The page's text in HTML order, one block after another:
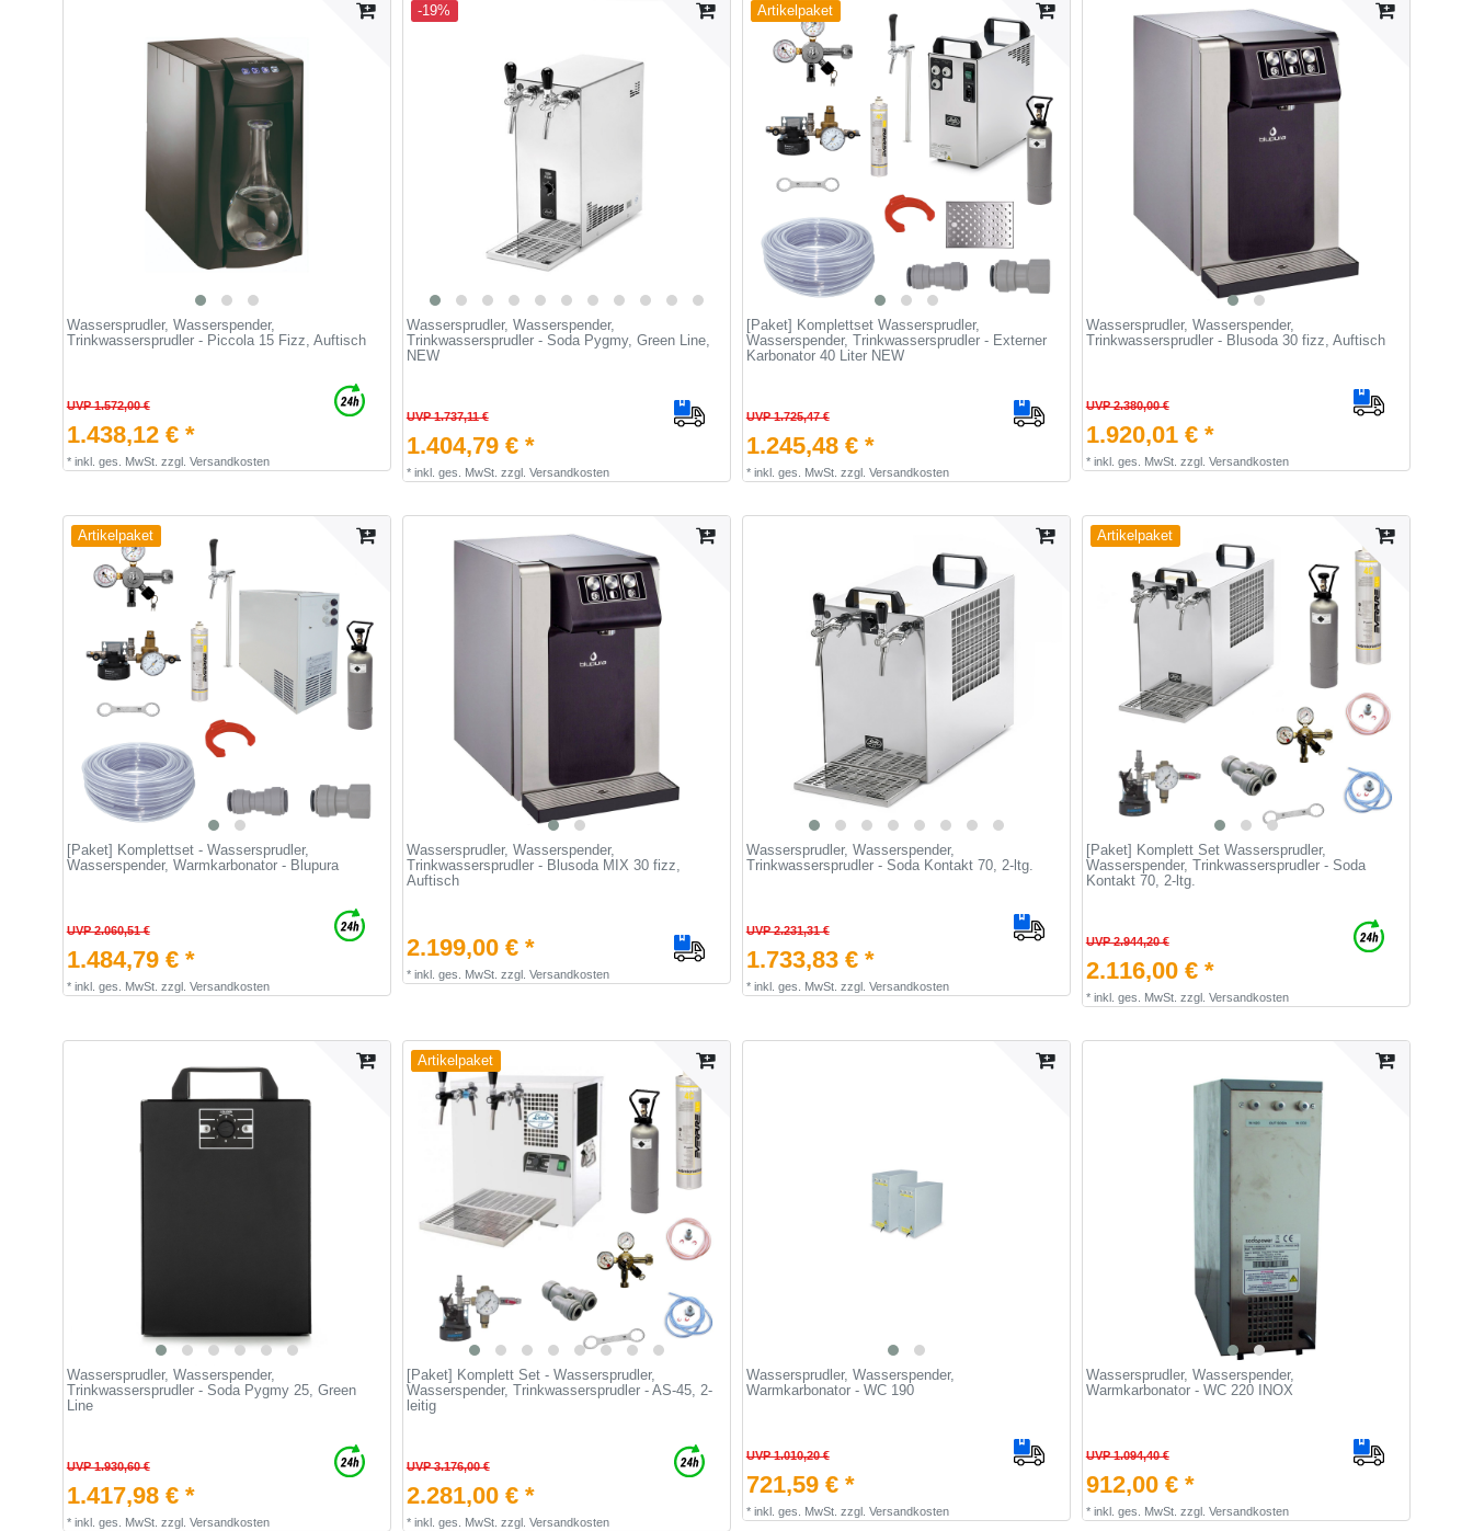
Wassersprudler, Wasserspender,
Trinkwassersprudler - Piccola 15 Fizz, Auftisch
UVP 1.572,00 €
1.438,12 € *
* inkl. ges. MwSt. zzgl. Versandkosten
-19%
Wassersprudler, Wasserspender,
Trinkwassersprudler - Soda Pygmy, Green Line,
NEW
UVP 1.737,11 €
1.404,79 € *
* inkl. ges. MwSt. zzgl. Versandkosten
Artikelpaket
[Paket] Komplettset Wassersprudler,
Wasserspender, Trinkwassersprudler - Externer
Karbonator 40 Liter NEW
UVP 1.725,47 €
1.245,48 € *
* inkl. ges. MwSt. zzgl. Versandkosten
Wassersprudler, Wasserspender,
Trinkwassersprudler - Blusoda 30 fizz, Auftisch
UVP 2.380,00 €
1.920,01 € *
* inkl. ges. MwSt. zzgl. Versandkosten
Artikelpaket
[Paket] Komplettset - Wassersprudler,
Wasserspender, Warmkarbonator - Blupura
UVP 2.060,51 €
1.484,79 € *
* inkl. ges. MwSt. zzgl. Versandkosten
Wassersprudler, Wasserspender,
Trinkwassersprudler - Blusoda MIX 30 fizz,
Auftisch
2.199,00 € *
* inkl. ges. MwSt. zzgl. Versandkosten
Wassersprudler, Wasserspender,
Trinkwassersprudler - Soda Kontakt 70, 2-ltg.
UVP 2.231,31 €
1.733,83 € *
* inkl. ges. MwSt. zzgl. Versandkosten
Artikelpaket
[Paket] Komplett Set Wassersprudler,
Wasserspender, Trinkwassersprudler - Soda
Kontakt 70, 2-ltg.
UVP 2.944,20 €
2.116,00 € *
* inkl. ges. MwSt. zzgl. Versandkosten
Wassersprudler, Wasserspender,
Trinkwassersprudler - Soda Pygmy 25, Green
Line
UVP 1.930,60 €
1.417,98 € *
* inkl. ges. MwSt. zzgl. Versandkosten
Artikelpaket
[Paket] Komplett Set - Wassersprudler,
Wasserspender, Trinkwassersprudler - AS-45, 2-
leitig
UVP 3.176,00 €
2.281,00 € *
* inkl. ges. MwSt. zzgl. Versandkosten
Wassersprudler, Wasserspender,
Warmkarbonator - WC 190
UVP 1.010,20 €
721,59 € *
* inkl. ges. MwSt. zzgl. Versandkosten
Wassersprudler, Wasserspender,
Warmkarbonator - WC 220 INOX
UVP 1.094,40 €
912,00 € *
* inkl. ges. MwSt. zzgl. Versandkosten